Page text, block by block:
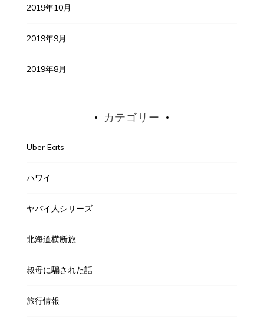
2019年10月
2019年9月
2019年8月
カテゴリー
Uber Eats
ハワイ
ヤバイ人シリーズ
北海道横断旅
叔母に騙された話
旅行情報